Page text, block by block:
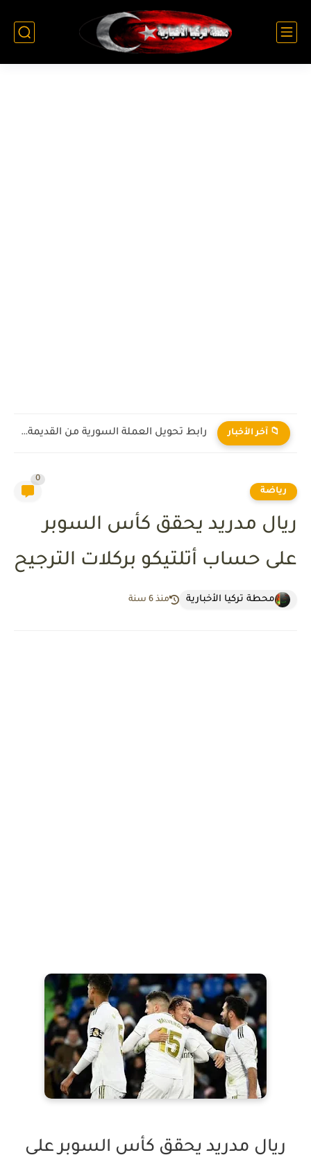
📁 آخر الأخبار رابط تحويل العملة السورية من القديمة إلى الجديدة 2026
رياضة
0
ريال مدريد يحقق كأس السوبر
على حساب أتلتيكو بركلات الترجيح
محطة تركيا الأخبارية منذ 6 سنة
ريال مدريد يحقق كأس السوبر على